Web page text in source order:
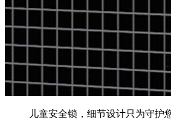
儿童安全锁，细节设计只为守护